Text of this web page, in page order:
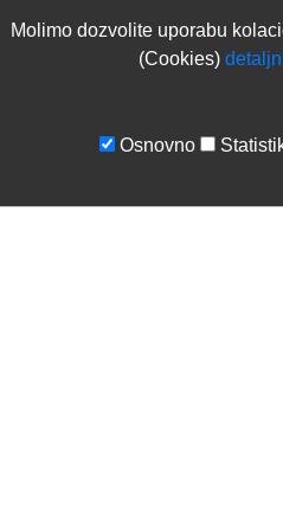
Molimo dozvolite uporabu
(Cookies)
Osnovno